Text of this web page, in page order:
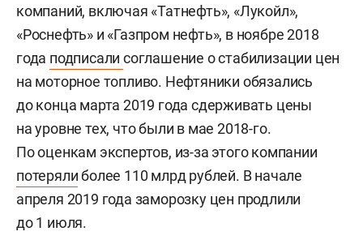
компаний, включая «Татнефть», «Лукойл»,
«Роснефть» и «Газпром нефть», в ноябре 2018
года подписалисоглашение о стабилизации цен
на моторное топливо. Нефтяники обязались
до конца марта 2019 года сдерживать цены
на уровне тех, что были в мае 2018-го.
По оценкам экспертов, из-за этого компании
потерялиболее 110 млрд рублей. В начале
апреля 2019 года заморозку цен продлили
до 1 июля.